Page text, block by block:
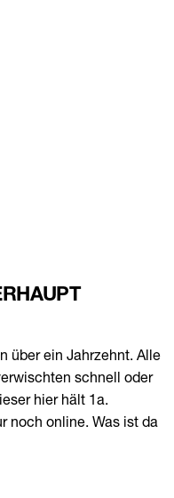
über ein Jahrzehnt. Alle
schnell oder
hier hält 1a.
noch online. Was ist da